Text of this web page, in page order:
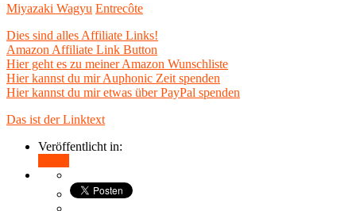
Miyazaki Wagyu Entrecôte
Dies sind alles Affiliate Links!
Amazon Affiliate Link Button
Hier geht es zu meiner Amazon Wunschliste
Hier kannst du mir Auphonic Zeit spenden
Hier kannst du mir etwas über PayPal spenden
Das ist der Linktext
Veröffentlicht in: